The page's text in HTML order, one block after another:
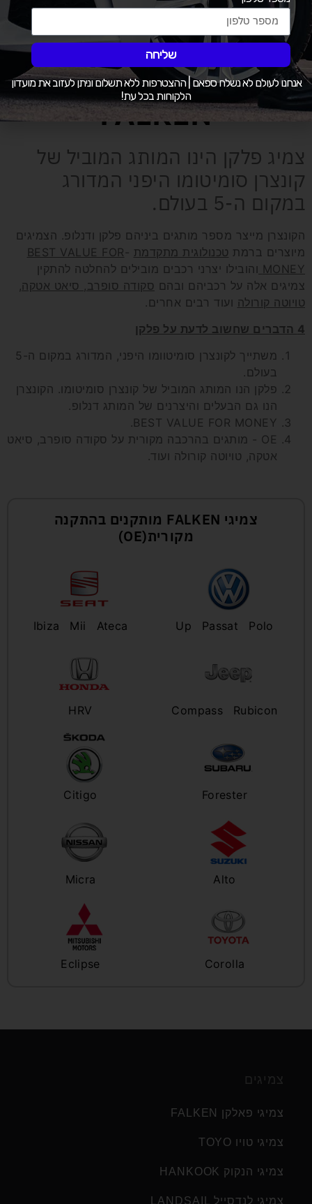
על המותג
FALKEN
צמיג פלקן הינו המותג המוביל של
קונצרן סומיטומו היפני המדורג
במקום ה-5 בעולם.
הקונצרן מייצר מספר מותגים ביניהם פלקן ודנלופ. הצמיגים
מיוצרים ברמת טכנולוגית מתקדמת
BEST VALUE FOR
MONEY והובילו יצרני רכבים מובילים להחלטה להתקין
צמיגים אלה על רכביהם ובהם סקודה סופרב, סיאט אטקה,
טויוטה קורולה ועוד רבים אחרים.
4 הדברים שחשוב לדעת על פלקן
משתייך לקונצרן סומיטוומו היפני, המדורג במקום ה-5
בעולם.
פלקן הנו המותג המוביל של קונצרן סומיטומו. הקונצרן
הנו גם הבעלים והיצרנים של המותג דנלופ.
BEST VALUE FOR MONEY.
OE - מותגים בהרכבה מקורית על סקודה סופרב, סיאט
אטקה, טויוטה קורולה ועוד.
צמיגי FALKEN מותקנים בהתקנה
מקורית(OE)
Ibiza Mii Ateca Up Passat Polo
HRV Compass Rubicon
Citigo Forester
Micra Alto
Eclipse Corolla
צמיגים
צמיגי פאלקן FALKEN
צמיגי טויו TOYO
צמיגי הנקוק HANKOOK
צמיגי לנדסייל LANDSAIL
שליחה
אנחנו לעולם לא נשלח ספאם | ההצטרפות ללא תשלום וניתן לעזוב את מועדון
הלקוחות בכל עת!